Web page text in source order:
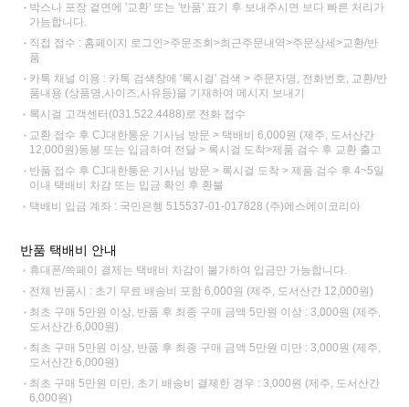
박스나 포장 겉면에 '교환' 또는 '반품' 표기 후 보내주시면 보다 빠른 처리가
가능합니다.
직접 접수 : 홈페이지 로그인>주문조회>최근주문내역>주문상세>교환/반
품
카톡 채널 이용 : 카톡 검색창에 '록시걸' 검색 > 주문자명, 전화번호, 교환/반
품내용 (상품명,사이즈,사유등)을 기재하여 메시지 보내기
록시걸 고객센터(031.522.4488)로 전화 접수
교환 접수 후 CJ대한통운 기사님 방문 > 택배비 6,000원 (제주, 도서산간
12,000원)동봉 또는 입금하여 전달 > 록시걸 도착>제품 검수 후 교환 출고
반품 접수 후 CJ대한통운 기사님 방문 > 록시걸 도착 > 제품 검수 후 4~5일
이내 택배비 차감 또는 입금 확인 후 환불
택배비 입금 계좌 : 국민은행 515537-01-017828 (주)에스에이코리아
반품 택배비 안내
휴대폰/쓱페이 결제는 택배비 차감이 불가하여 입금만 가능합니다.
전체 반품시 : 초기 무료 배송비 포함 6,000원 (제주, 도서산간 12,000원)
최초 구매 5만원 이상, 반품 후 최종 구매 금액 5만원 이상 : 3,000원 (제주,
도서산간 6,000원)
최초 구매 5만원 이상, 반품 후 최종 구매 금액 5만원 미만 : 3,000원 (제주,
도서산간 6,000원)
최초 구매 5만원 미만, 초기 배송비 결제한 경우 : 3,000원 (제주, 도서산간
6,000원)